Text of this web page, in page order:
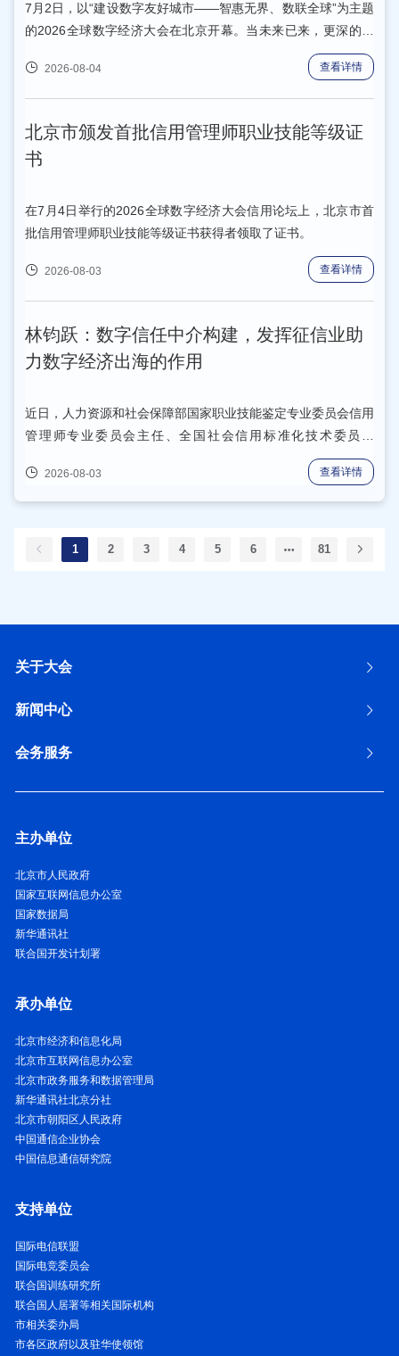
7月2日，以“建设数字友好城市——智惠无界、数联全球”为主题
的2026全球数字经济大会在北京开幕。当未来已来，更深的叩
问也迎面而至：发展的新动能，从何而来？创新的“最后一公
里”，如何更好打通？技术快速迭代，又该把人引向何方？全力
建设全球数字经济标杆城市的北京，正以“新质”之进，答未来之
2026-08-04 查看详情
北京市颁发首批信用管理师职业技能等级证
书
在7月4日举行的2026全球数字经济大会信用论坛上，北京市首
批信用管理师职业技能等级证书获得者领取了证书。
2026-08-03 查看详情
林钧跃：数字信任中介构建，发挥征信业助
力数字经济出海的作用
近日，人力资源和社会保障部国家职业技能鉴定专业委员会信用
管理师专业委员会主任、全国社会信用标准化技术委员会
（TC470）委员、北京信用协会名誉会长林钧跃在2026全球数
字经济大会信用论坛上进行了主题分享。
2026-08-03 查看详情
1 2 3 4 5 6 81
关于大会
新闻中心
会务服务
主办单位
北京市人民政府
国家互联网信息办公室
国家数据局
新华通讯社
联合国开发计划署
承办单位
北京市经济和信息化局
北京市互联网信息办公室
北京市政务服务和数据管理局
新华通讯社北京分社
北京市朝阳区人民政府
中国通信企业协会
中国信息通信研究院
支持单位
国际电信联盟
国际电竞委员会
联合国训练研究所
联合国人居署等相关国际机构
市相关委办局
市各区政府以及驻华使领馆